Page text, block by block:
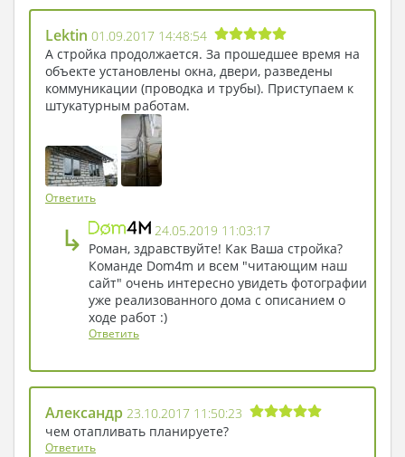
Lektin 01.09.2017 14:48:54
А стройка продолжается. За прошедшее время на
объекте установлены окна, двери, разведены
коммуникации (проводка и трубы). Приступаем к
штукатурным работам.
Ответить
↳
24.05.2019 11:03:17
Роман, здравствуйте! Как Ваша стройка?
Команде Dom4m и всем "читающим наш
сайт" очень интересно увидеть фотографии
уже реализованного дома с описанием о
ходе работ :)
Ответить
Александр 23.10.2017 11:50:23
чем отапливать планируете?
Ответить